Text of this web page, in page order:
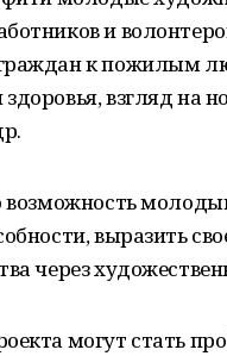
и
к пожилым
взгляд на
возможность
выразить
через
могут стать